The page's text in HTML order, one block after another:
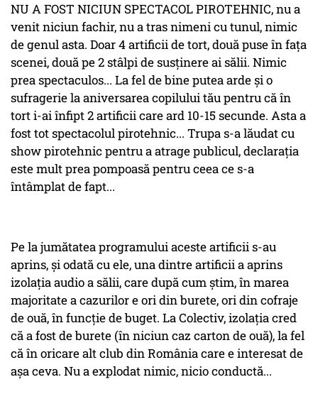
NU A FOST NICIUN SPECTACOL PIROTEHNIC, nu a
venit niciun fachir, nu a tras nimeni cu tunul, nimic
de genul asta. Doar 4 artificii de tort, două puse în faţa
scenei, două pe 2 stâlpi de susţinere ai sălii. Nimic
prea spectaculos... La fel de bine putea arde şi o
sufragerie la aniversarea copilului tău pentru că în
tort i-ai înfipt 2 artificii care ard 10-15 secunde. Asta a
fost tot spectacolul pirotehnic... Trupa s-a lăudat cu
show pirotehnic pentru a atrage publicul, declaraţia
este mult prea pompoasă pentru ceea ce s-a
întâmplat de fapt...
Pe la jumătatea programului aceste artificii s-au
aprins, şi odată cu ele, una dintre artificii a aprins
izolaţia audio a sălii, care după cum ştim, în marea
majoritate a cazurilor e ori din burete, ori din cofraje
de ouă, în funcţie de buget. La Colectiv, izolaţia cred
că a fost de burete (în niciun caz carton de ouă), la fel
că în oricare alt club din România care e interesat de
aşa ceva. Nu a explodat nimic, nicio conductă...